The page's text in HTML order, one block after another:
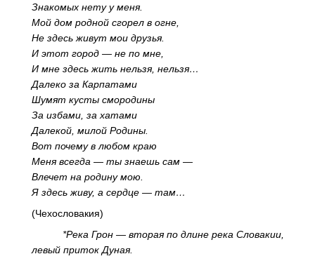
Знакомых нету у меня.
Мой дом родной сгорел в огне,
Не здесь живут мои друзья.
И этот город — не по мне,
И мне здесь жить нельзя, нельзя…
Далеко за Карпатами
Шумят кусты смородины
За избами, за хатами
Далекой, милой Родины.
Вот почему в любом краю
Меня всегда — ты знаешь сам —
Влечет на родину мою.
Я здесь живу, а сердце — там…
(Чехословакия)
*Река Грон — вторая по длине река Словакии,
левый приток Дуная.